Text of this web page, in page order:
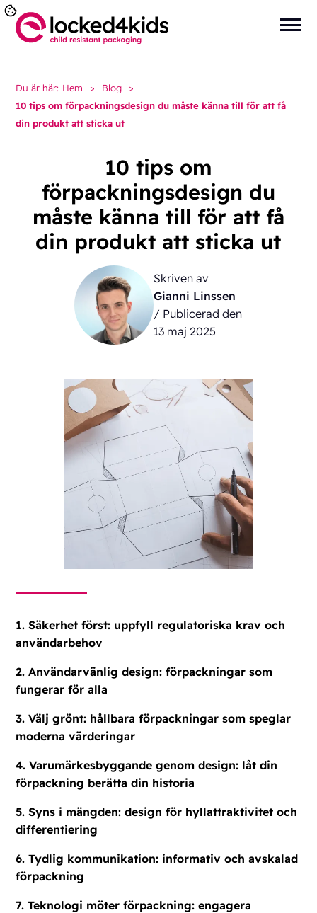
Du är här: Hem > Blog
>
10 tips om förpackningsdesign du måste känna till för att få
din produkt att sticka ut
10 tips om
förpackningsdesign du
måste känna till för att få
din produkt att sticka ut
Skriven av
Gianni Linssen
/ Publicerad den
13 maj 2025
1. Säkerhet först: uppfyll regulatoriska krav och
användarbehov
2. Användarvänlig design: förpackningar som
fungerar för alla
3. Välj grönt: hållbara förpackningar som speglar
moderna värderingar
4. Varumärkesbyggande genom design: låt din
förpackning berätta din historia
5. Syns i mängden: design för hyllattraktivitet och
differentiering
6. Tydlig kommunikation: informativ och avskalad
förpackning
7. Teknologi möter förpackning: engagera